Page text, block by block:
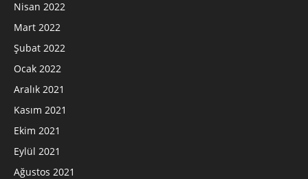
Nisan 2022
Mart 2022
Şubat 2022
Ocak 2022
Aralık 2021
Kasım 2021
Ekim 2021
Eylül 2021
Ağustos 2021